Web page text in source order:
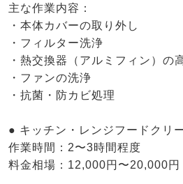
主な作業内容：
・本体カバーの取り外し
・フィルター洗浄
・熱交換器（アルミフィン）の
・ファンの洗浄
・抗菌・防カビ処理
● キッチン・レンジフードクリ
作業時間：2〜3時間程度
料金相場：12,000円〜20,000円